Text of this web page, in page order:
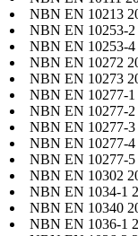
NBN EN 10213
NBN EN 10253-
NBN EN 10253-
NBN EN 10272
NBN EN 10273
NBN EN 10277-
NBN EN 10277-
NBN EN 10277-
NBN EN 10277-
NBN EN 10277-
NBN EN 10302
NBN EN 1034-1
NBN EN 10340
NBN EN 1036-1